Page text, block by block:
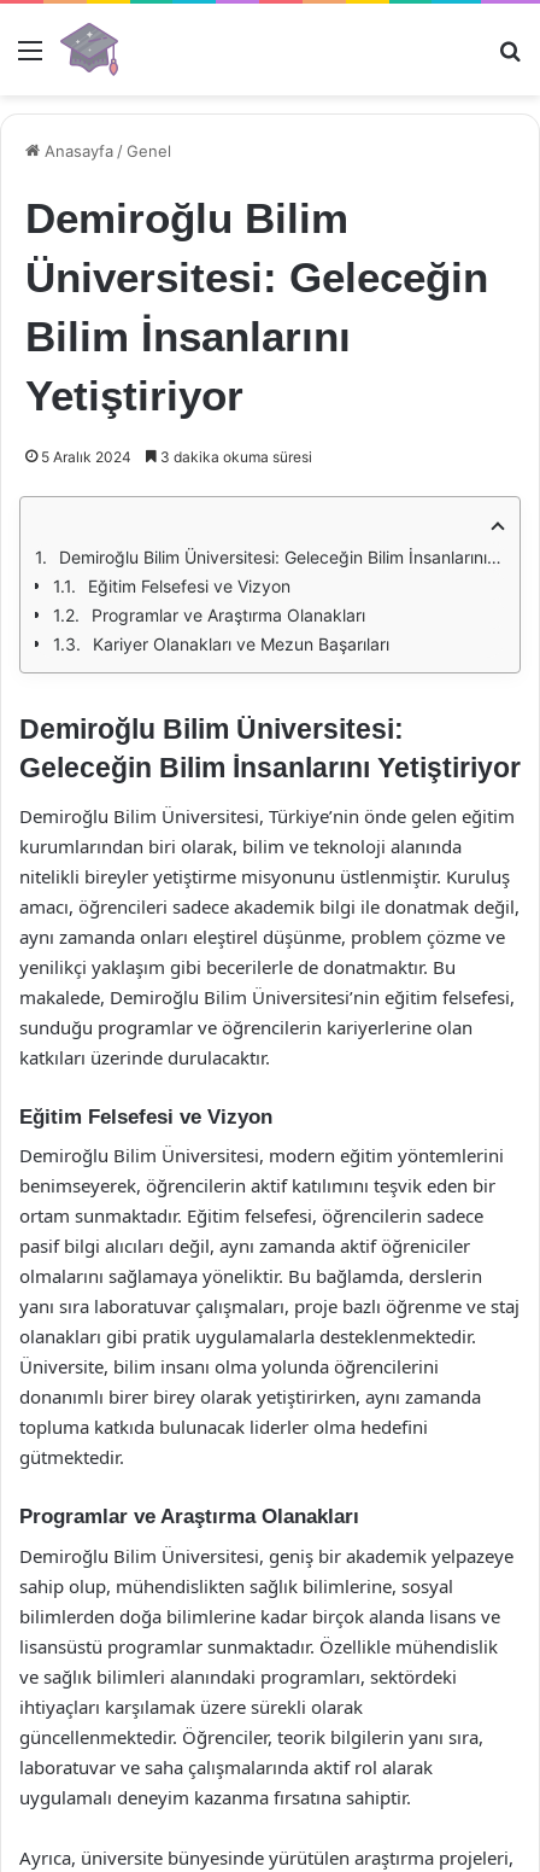
Menü
Anasayfa /Genel
Demiroğlu Bilim
Üniversitesi: Geleceğin
Bilim İnsanlarını
Yetiştiriyor
5 Aralık 2024 3 dakika okuma süresi
Demiroğlu Bilim Üniversitesi: Geleceğin Bilim İnsanlarını Yetiştiriyor
Eğitim Felsefesi ve Vizyon
Programlar ve Araştırma Olanakları
Kariyer Olanakları ve Mezun Başarıları
Demiroğlu Bilim Üniversitesi:
Geleceğin Bilim İnsanlarını Yetiştiriyor
Demiroğlu Bilim Üniversitesi, Türkiye’nin önde gelen eğitim
kurumlarından biri olarak, bilim ve teknoloji alanında
nitelikli bireyler yetiştirme misyonunu üstlenmiştir. Kuruluş
amacı, öğrencileri sadece akademik bilgi ile donatmak değil,
aynı zamanda onları eleştirel düşünme, problem çözme ve
yenilikçi yaklaşım gibi becerilerle de donatmaktır. Bu
makalede, Demiroğlu Bilim Üniversitesi’nin eğitim felsefesi,
sunduğu programlar ve öğrencilerin kariyerlerine olan
katkıları üzerinde durulacaktır.
Eğitim Felsefesi ve Vizyon
Demiroğlu Bilim Üniversitesi, modern eğitim yöntemlerini
benimseyerek, öğrencilerin aktif katılımını teşvik eden bir
ortam sunmaktadır. Eğitim felsefesi, öğrencilerin sadece
pasif bilgi alıcıları değil, aynı zamanda aktif öğreniciler
olmalarını sağlamaya yöneliktir. Bu bağlamda, derslerin
yanı sıra laboratuvar çalışmaları, proje bazlı öğrenme ve staj
olanakları gibi pratik uygulamalarla desteklenmektedir.
Üniversite, bilim insanı olma yolunda öğrencilerini
donanımlı birer birey olarak yetiştirirken, aynı zamanda
topluma katkıda bulunacak liderler olma hedefini
gütmektedir.
Programlar ve Araştırma Olanakları
Demiroğlu Bilim Üniversitesi, geniş bir akademik yelpazeye
sahip olup, mühendislikten sağlık bilimlerine, sosyal
bilimlerden doğa bilimlerine kadar birçok alanda lisans ve
lisansüstü programlar sunmaktadır. Özellikle mühendislik
ve sağlık bilimleri alanındaki programları, sektördeki
ihtiyaçları karşılamak üzere sürekli olarak
güncellenmektedir. Öğrenciler, teorik bilgilerin yanı sıra,
laboratuvar ve saha çalışmalarında aktif rol alarak
uygulamalı deneyim kazanma fırsatına sahiptir.
Ayrıca, üniversite bünyesinde yürütülen araştırma projeleri,